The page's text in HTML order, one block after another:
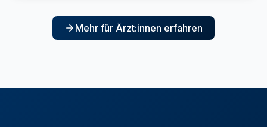
Mehr für Ärzt:innen erfahren